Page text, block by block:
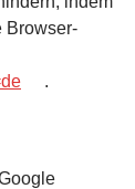
Browser-
.